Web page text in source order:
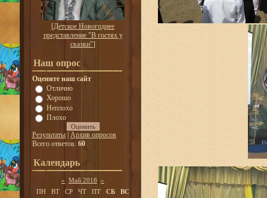
[Детское Новогоднее
представление "В гостях у
сказки"]
Наш опрос
Оцените наш сайт
Отлично
Хорошо
Неплохо
Плохо
Результаты Архив опросов
Всего ответов: 60
Календарь
« Май 2018 »
ПН
ВТ СР ЧТ ПТ СБ
ВС